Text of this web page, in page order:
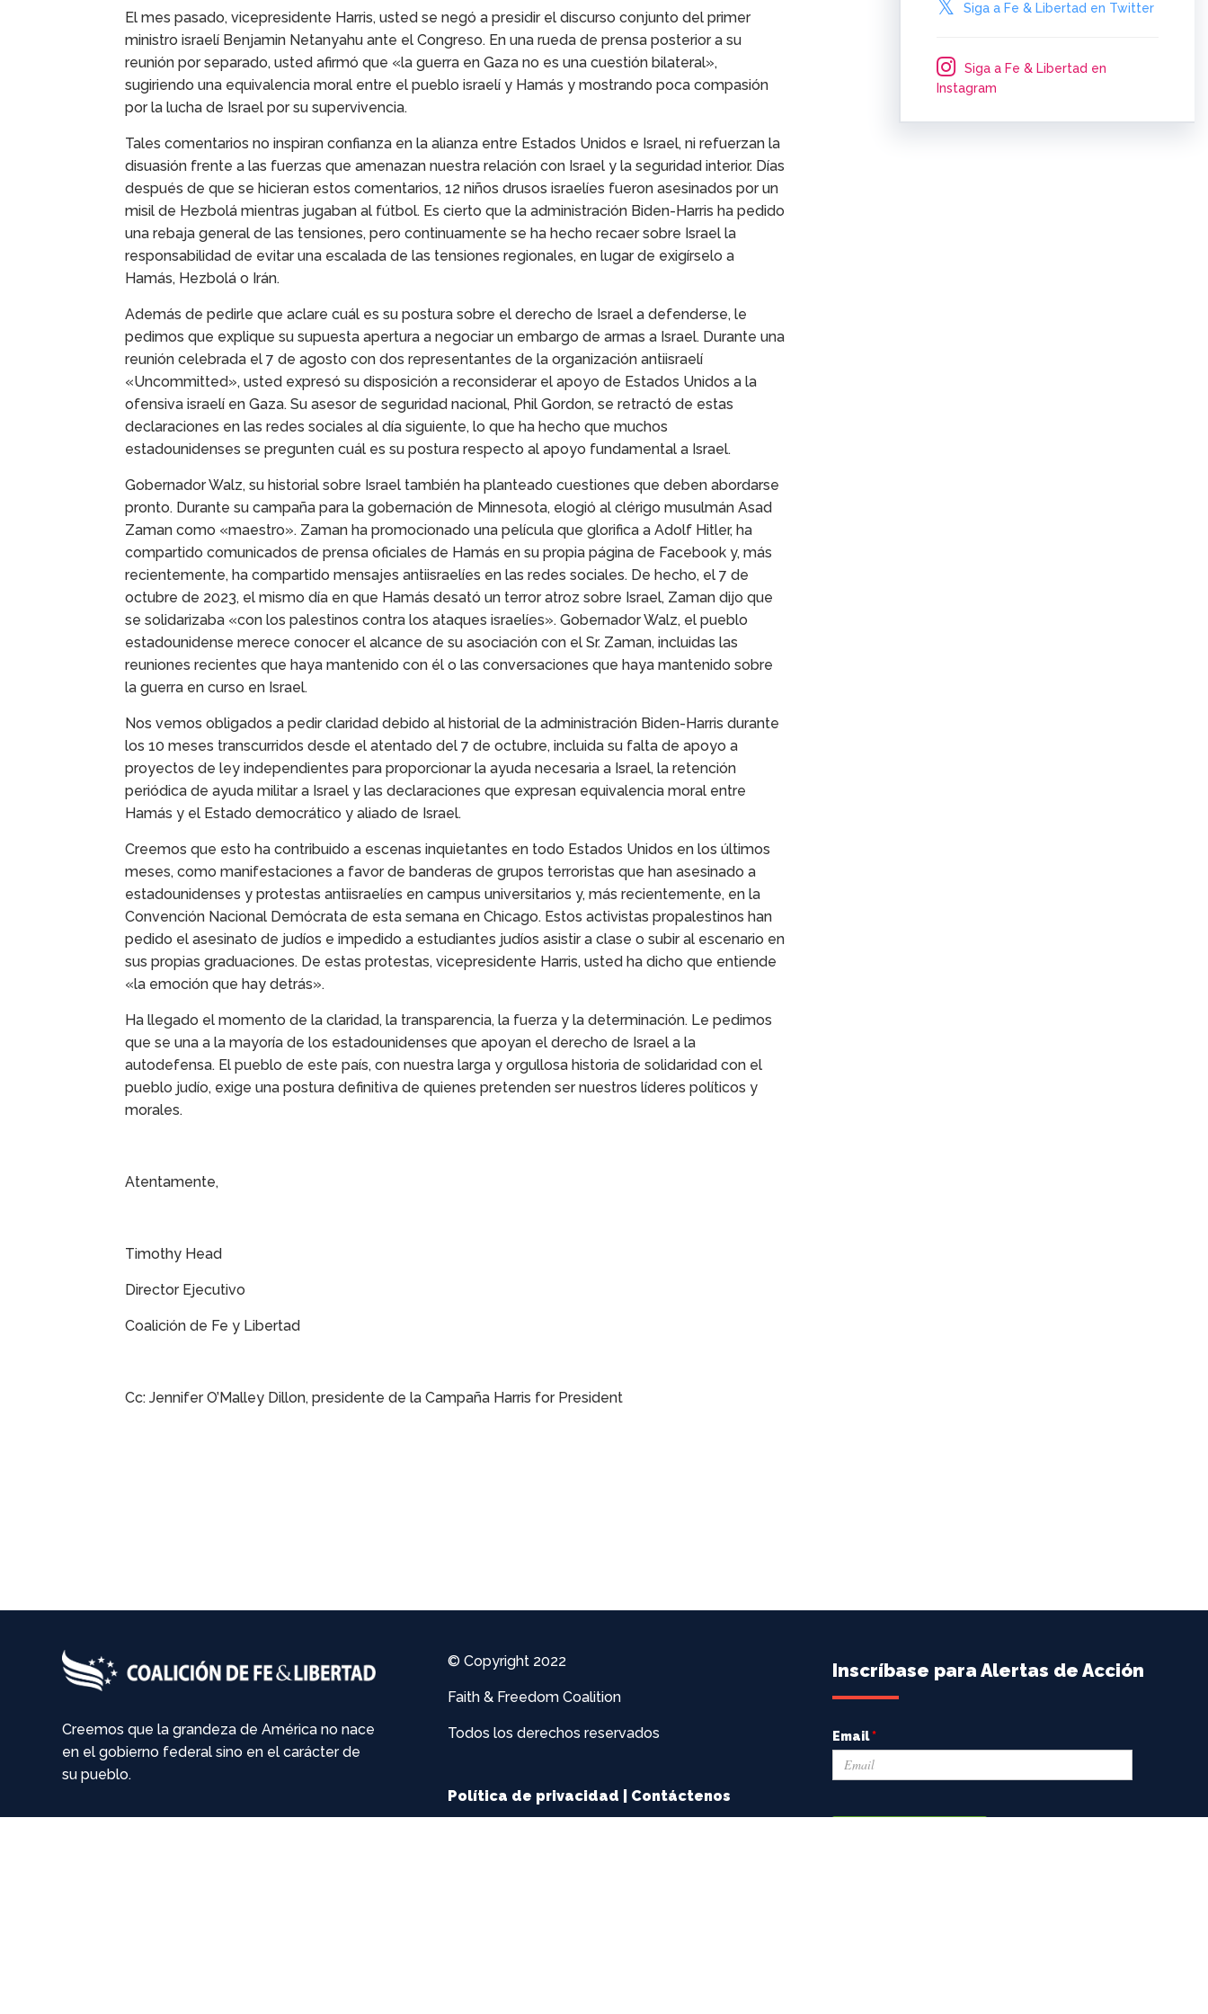
El mes pasado, vicepresidente Harris, usted se negó a presidir el discurso conjunto del primer
ministro israelí Benjamin Netanyahu ante el Congreso. En una rueda de prensa posterior a su
reunión por separado, usted afirmó que «la guerra en Gaza no es una cuestión bilateral»,
sugiriendo una equivalencia moral entre el pueblo israelí y Hamás y mostrando poca compasión
por la lucha de Israel por su supervivencia.
Tales comentarios no inspiran confianza en la alianza entre Estados Unidos e Israel, ni refuerzan la
disuasión frente a las fuerzas que amenazan nuestra relación con Israel y la seguridad interior. Días
después de que se hicieran estos comentarios, 12 niños drusos israelíes fueron asesinados por un
misil de Hezbolá mientras jugaban al fútbol. Es cierto que la administración Biden-Harris ha pedido
una rebaja general de las tensiones, pero continuamente se ha hecho recaer sobre Israel la
responsabilidad de evitar una escalada de las tensiones regionales, en lugar de exigírselo a
Hamás, Hezbolá o Irán.
Además de pedirle que aclare cuál es su postura sobre el derecho de Israel a defenderse, le
pedimos que explique su supuesta apertura a negociar un embargo de armas a Israel. Durante una
reunión celebrada el 7 de agosto con dos representantes de la organización antiisraelí
«Uncommitted», usted expresó su disposición a reconsiderar el apoyo de Estados Unidos a la
ofensiva israelí en Gaza. Su asesor de seguridad nacional, Phil Gordon, se retractó de estas
declaraciones en las redes sociales al día siguiente, lo que ha hecho que muchos
estadounidenses se pregunten cuál es su postura respecto al apoyo fundamental a Israel.
Gobernador Walz, su historial sobre Israel también ha planteado cuestiones que deben abordarse
pronto. Durante su campaña para la gobernación de Minnesota, elogió al clérigo musulmán Asad
Zaman como «maestro». Zaman ha promocionado una película que glorifica a Adolf Hitler, ha
compartido comunicados de prensa oficiales de Hamás en su propia página de Facebook y, más
recientemente, ha compartido mensajes antiisraelíes en las redes sociales. De hecho, el 7 de
octubre de 2023, el mismo día en que Hamás desató un terror atroz sobre Israel, Zaman dijo que
se solidarizaba «con los palestinos contra los ataques israelíes». Gobernador Walz, el pueblo
estadounidense merece conocer el alcance de su asociación con el Sr. Zaman, incluidas las
reuniones recientes que haya mantenido con él o las conversaciones que haya mantenido sobre
la guerra en curso en Israel.
Nos vemos obligados a pedir claridad debido al historial de la administración Biden-Harris durante
los 10 meses transcurridos desde el atentado del 7 de octubre, incluida su falta de apoyo a
proyectos de ley independientes para proporcionar la ayuda necesaria a Israel, la retención
periódica de ayuda militar a Israel y las declaraciones que expresan equivalencia moral entre
Hamás y el Estado democrático y aliado de Israel.
Creemos que esto ha contribuido a escenas inquietantes en todo Estados Unidos en los últimos
meses, como manifestaciones a favor de banderas de grupos terroristas que han asesinado a
estadounidenses y protestas antiisraelíes en campus universitarios y, más recientemente, en la
Convención Nacional Demócrata de esta semana en Chicago. Estos activistas propalestinos han
pedido el asesinato de judíos e impedido a estudiantes judíos asistir a clase o subir al escenario en
sus propias graduaciones. De estas protestas, vicepresidente Harris, usted ha dicho que entiende
«la emoción que hay detrás».
Ha llegado el momento de la claridad, la transparencia, la fuerza y la determinación. Le pedimos
que se una a la mayoría de los estadounidenses que apoyan el derecho de Israel a la
autodefensa. El pueblo de este país, con nuestra larga y orgullosa historia de solidaridad con el
pueblo judío, exige una postura definitiva de quienes pretenden ser nuestros líderes políticos y
morales.
Atentamente,
Timothy Head
Director Ejecutivo
Coalición de Fe y Libertad
Cc: Jennifer O’Malley Dillon, presidente de la Campaña Harris for President
Siga a Fe & Libertad en Twitter
Siga a Fe & Libertad en
Instagram
Creemos que la grandeza de América no nace
en el gobierno federal sino en el carácter de
su pueblo.
© Copyright 2022
Faith & Freedom Coalition
Todos los derechos reservados
Política de privacidad Contáctenos
Inscríbase para Alertas de Acción
Email*